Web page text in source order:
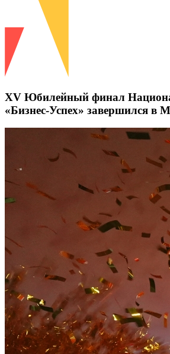
XV Юбилейный финал
«Бизнес-Успех» завершился в